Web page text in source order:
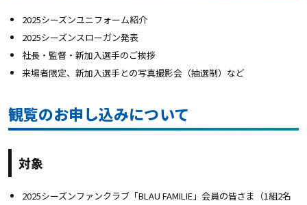
2025シーズンユニフォーム紹介
2025シーズンスローガン発表
社長・監督・新加入選手のご挨拶
来場者限定、新加入選手との写真撮影会（抽選制）など
観覧のお申し込みについて
対象
2025シーズンファンクラブ「BLAU FAMILIE」会員の皆さま（1組2名